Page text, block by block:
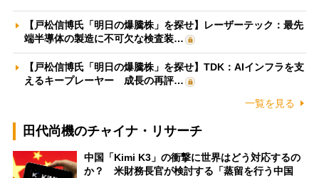
【戸松信博氏「明日の爆騰株」を探せ】レーザーテック：最先
端半導体の製造に不可欠な検査装…
【戸松信博氏「明日の爆騰株」を探せ】TDK：AIインフラを支
えるキープレーヤー 成長の再評…
一覧を見る
田代尚機のチャイナ・リサーチ
中国「Kimi K3」の衝撃に世界はどう対応するの
か？ 米財務長官が検討する「蒸留を行う中国